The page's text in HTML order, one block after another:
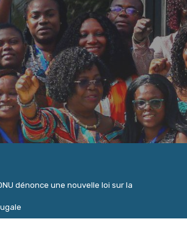
dénonce une nouvelle loi sur la